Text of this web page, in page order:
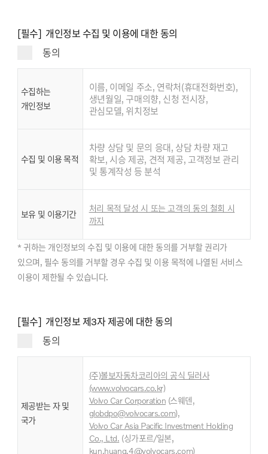
[필수] 개인정보 수집 및 이용에 대한 동의
동의
수집하는
개인정보
이름, 이메일 주소, 연락처(휴대전화번호),
생년월일, 구매의향, 신청 전시장,
관심모델, 위치정보
수집 및 이용 목적
차량 상담 및 문의 응대, 상담 차량 재고
확보, 시승 제공, 견적 제공, 고객정보 관리
및 통계작성 등 분석
보유 및 이용기간
처리 목적 달성 시 또는 고객의 동의 철회 시
까지
* 귀하는 개인정보의 수집 및 이용에 대한 동의를 거부할 권리가
있으며, 필수 동의를 거부할 경우 수집 및 이용 목적에 나열된 서비스
이용이 제한될 수 있습니다.
[필수] 개인정보 제3자 제공에 대한 동의
동의
제공받는 자 및
국가
(주)볼보자동차코리아의 공식 딜러사
(www.volvocars.co.kr)
Volvo Car Corporation (스웨덴,
globdpo@volvocars.com),
Volvo Car Asia Pacific Investment Holding
Co., Ltd. (싱가포르/일본,
kun.huang.4@volvocars.com)